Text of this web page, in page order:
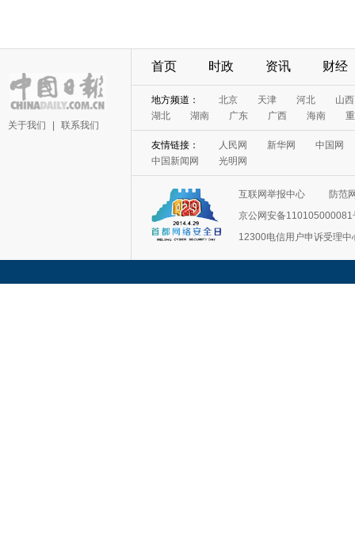
关于我们 联系我们
首页 时政 资讯 财经
地方频道： 北京 天津 河北
山西
湖北
湖南 广东 广西 海南
友情链接： 人民网 新华网
中国网
中国新闻网
光明网
互联网举报中心
防范
京公网安备110105000081
12300电信用户申诉受理中